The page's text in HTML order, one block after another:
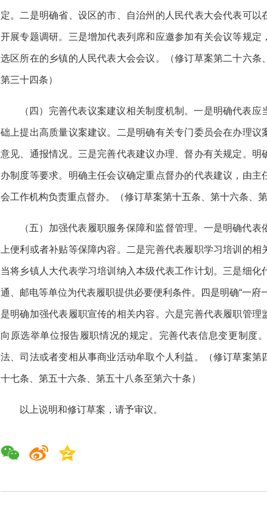
定。二是明确省、设区的市、自治州的人民代表大会代表可
开展专题调研。三是增加代表列席和应邀参加有关会议等规
选区所在的乡镇的人民代表大会会议。（修订草案第二十六
第三十四条）
（四）完善代表议案建议相关制度机制。一是明确代表
础上提出高质量议案建议。二是明确有关专门委员会在办理
意见、通报情况。三是完善代表建议办理、督办有关规定。
办制度等要求。明确主任会议确定重点督办的代表建议，由
会工作机构负责重点督办。（修订草案第十五条、第十六条、
（五）加强代表履职服务保障和监督管理。一是明确代
上便利或者补贴等保障内容。二是完善代表履职学习培训的
当将乡镇人大代表学习培训纳入本级代表工作计划。三是细
通、邮电等单位为代表履职提供必要便利条件。四是明确“一府
是明确加强代表履职宣传的相关内容。六是完善代表履职管
向原选举单位报告履职情况的规定。完善代表信息变更制度
法、司法或者变相从事商业活动牟取个人利益。（修订草案
十七条、第五十六条、第五十八条至第六十条）
以上说明和修订草案，请予审议。